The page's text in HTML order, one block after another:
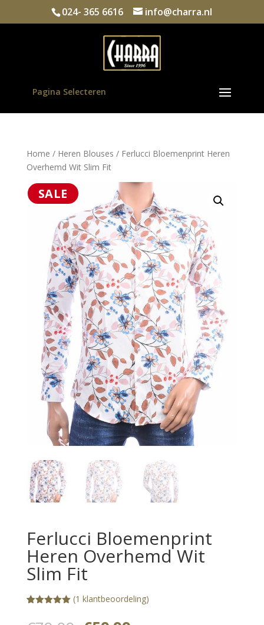
024- 365 6616 info@charra.nl
Pagina Selecteren
Home / Heren Blouses / Ferlucci Bloemenprint Heren
Overhemd Wit Slim Fit
SALE
Ferlucci Bloemenprint
Heren Overhemd Wit
Slim Fit
(1 klantbeoordeling)